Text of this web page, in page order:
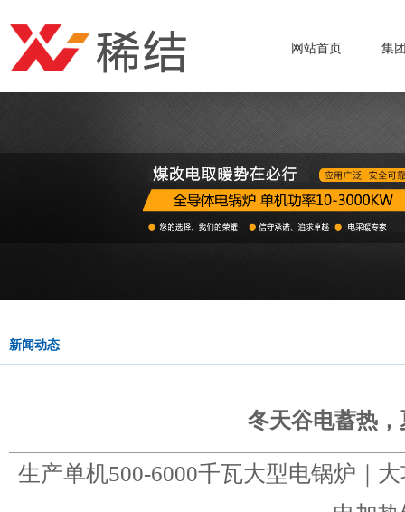
网站首页 集
新闻动态
冬天谷电蓄热
生产单机500-6000千瓦大型电锅炉｜